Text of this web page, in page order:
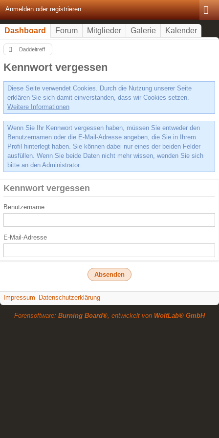
Anmelden oder registrieren
Dashboard Forum Mitglieder Galerie Kalender
Daddeltreff
Kennwort vergessen
Diese Seite verwendet Cookies. Durch die Nutzung unserer Seite
erklären Sie sich damit einverstanden, dass wir Cookies setzen.
Weitere Informationen
Wenn Sie Ihr Kennwort vergessen haben, müssen Sie entweder den
Benutzernamen oder die E-Mail-Adresse angeben, die Sie in Ihrem
Profil hinterlegt haben. Sie können dabei nur eines der beiden Felder
ausfüllen. Wenn Sie beide Daten nicht mehr wissen, wenden Sie sich
bitte an den Administrator.
Kennwort vergessen
Benutzername
E-Mail-Adresse
Impressum Datenschutzerklärung
Forensoftware: Burning Board®, entwickelt von WoltLab® GmbH